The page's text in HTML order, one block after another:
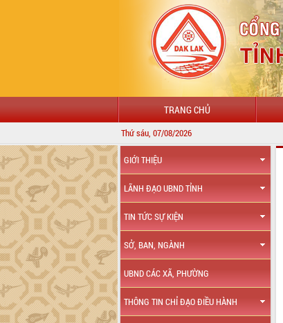
TRANG CHỦ
Thứ sáu, 07/08/2026
GIỚI THIỆU
LÃNH ĐẠO UBND TỈNH
TIN TỨC SỰ KIỆN
SỞ, BAN, NGÀNH
UBND CÁC XÃ, PHƯỜNG
THÔNG TIN CHỈ ĐẠO ĐIỀU HÀNH